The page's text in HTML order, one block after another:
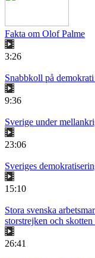
Fakta om Olof Palme
3:26
Snabbkoll på
9:36
Sverige under
23:06
Sveriges
15:10
Stora svenska
storstrejken och
26:41